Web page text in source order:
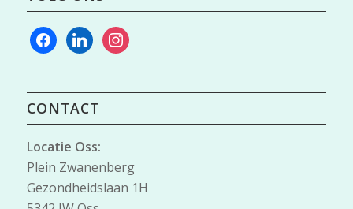
facebooklinkedininstagram
CONTACT
Locatie Oss:
Plein Zwanenberg
Gezondheidslaan 1H